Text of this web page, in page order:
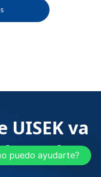
UISEK va
aulas
puedo ayudarte?